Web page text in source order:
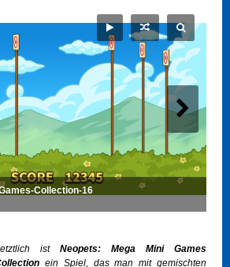
Collection-16
ist Neopets: Mega Mini Games
ein Spiel, das man mit gemischten